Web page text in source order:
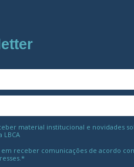
material institucional e novidades
LBCA
em receber comunicações de acordo